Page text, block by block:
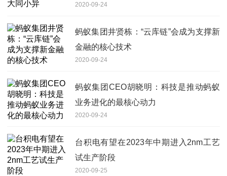
2020-09-24
蚂蚁集团井贤栋：“云库链”会成为支撑新
金融的核心技术
2020-09-24
蚂蚁集团CEO胡晓明：科技是推动蚂蚁
业务进化的最核心动力
2020-09-24
台积电有望在2023年中期进入2nm工艺
试生产阶段
2020-09-25